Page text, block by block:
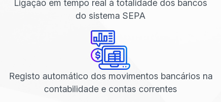
Ligação em tempo real à totalidade dos bancos
do sistema SEPA
Registo automático dos movimentos bancários na
contabilidade e contas correntes